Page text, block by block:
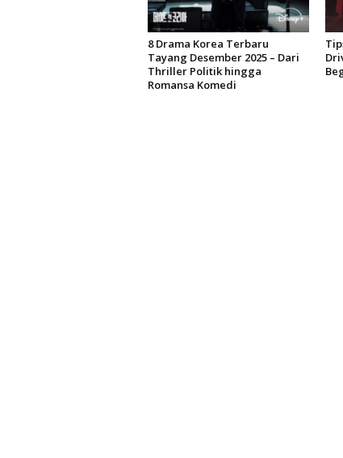
8 Drama Korea Terbaru
Tayang Desember 2025 – Dari
Thriller Politik hingga
Romansa Komedi